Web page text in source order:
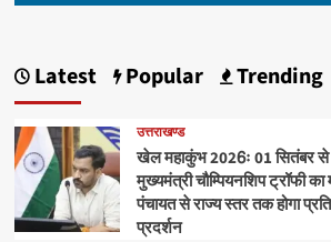
Latest Popular Trending
उत्तराखण्ड
खेल महाकुंभ 2026ः 01 सितंबर
मुख्यमंत्री चौम्पियनशिप ट्रॉफी का
पंचायत से राज्य स्तर तक होगा
प्रदर्शन